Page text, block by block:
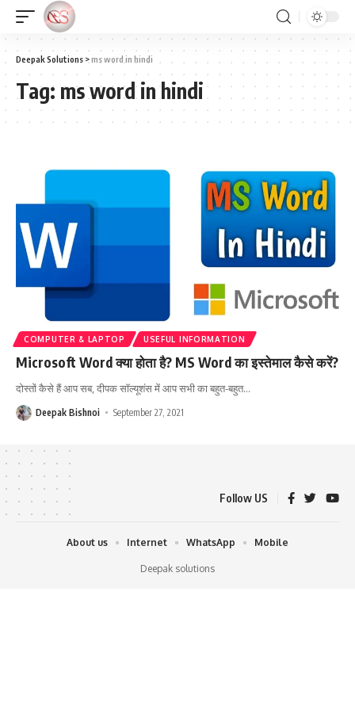
Deepak Solutions >ms word in hindi
Tag: ms word in hindi
COMPUTER & LAPTOP USEFUL INFORMATION
Microsoft Word क्या होता है? MS Word का इस्तेमाल कैसे करें?
दोस्तों कैसे हैं आप सब, दीपक सॉल्यूशंस में आप सभी का बहुत-बहुत…
Deepak Bishnoi September 27, 2021
Follow US
Deepak solutions
About us Internet WhatsApp Mobile